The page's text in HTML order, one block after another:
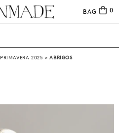
BAG 0
PRIMAVERA 2025 > ABRIGOS